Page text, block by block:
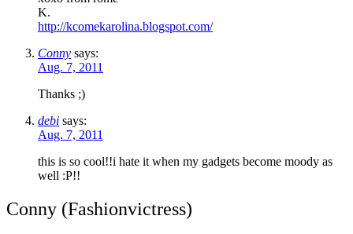
K.
http://kcomekarolina.blogspot.com/
Conny says:
Aug. 7, 2011
Thanks ;)
debi says:
Aug. 7, 2011
this is so cool!!i hate it when my gadgets become moody as
well :P!!
Conny (Fashionvictress)